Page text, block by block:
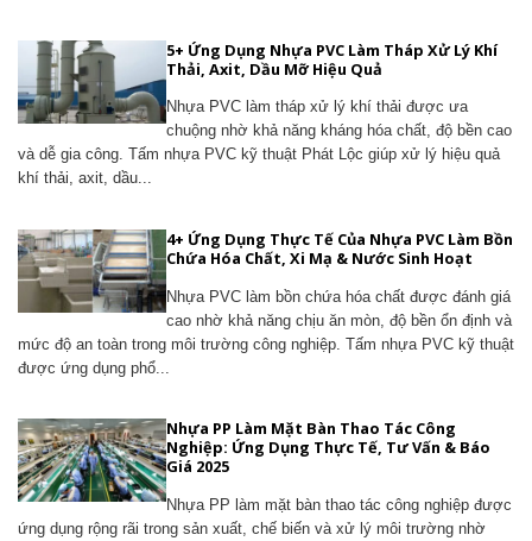
5+ Ứng Dụng Nhựa PVC Làm Tháp Xử Lý Khí
Thải, Axit, Dầu Mỡ Hiệu Quả
Nhựa PVC làm tháp xử lý khí thải được ưa
chuộng nhờ khả năng kháng hóa chất, độ bền cao
và dễ gia công. Tấm nhựa PVC kỹ thuật Phát Lộc giúp xử lý hiệu quả
khí thải, axit, dầu...
4+ Ứng Dụng Thực Tế Của Nhựa PVC Làm Bồn
Chứa Hóa Chất, Xi Mạ & Nước Sinh Hoạt
Nhựa PVC làm bồn chứa hóa chất được đánh giá
cao nhờ khả năng chịu ăn mòn, độ bền ổn định và
mức độ an toàn trong môi trường công nghiệp. Tấm nhựa PVC kỹ thuật
được ứng dụng phổ...
Nhựa PP Làm Mặt Bàn Thao Tác Công
Nghiệp: Ứng Dụng Thực Tế, Tư Vấn & Báo
Giá 2025
Nhựa PP làm mặt bàn thao tác công nghiệp được
ứng dụng rộng rãi trong sản xuất, chế biến và xử lý môi trường nhờ